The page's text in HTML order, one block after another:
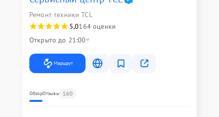
Ремонт техники TCL
5,0164 оценки
Открыто до 21:00
Маршрут
ОбзорОтзывы 160